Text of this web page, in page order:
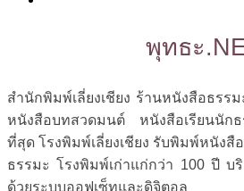
พุทธะ
สำนักพิมพ์เลี่ยงเชียง ร้านหนังสือธรร
หนังสือบทสวดมนต์ หนังสือเรียนนัก
ที่สุด โรงพิมพ์เลี่ยงเชียง รับพิมพ์หนัง
ธรรมะ โรงพิมพ์เก่าแก่กว่า 100 ปี บ
ด้วยระบบออฟเซ็ทและดิจิตอล